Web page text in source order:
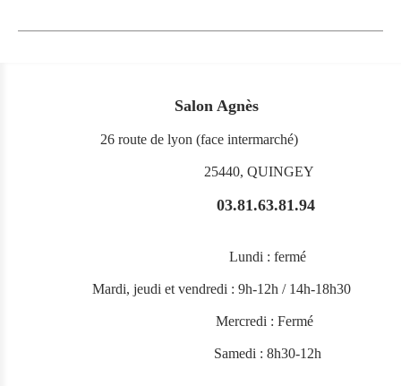
Salon Agnès
26 route de lyon (face intermarché)
25440, QUINGEY
03.81.63.81.94
Lundi : fermé
Mardi, jeudi et vendredi : 9h-12h / 14h-18h30
Mercredi : Fermé
Samedi : 8h30-12h